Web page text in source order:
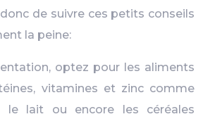
de suivre ces petits conseils
la peine:
optez pour les aliments
vitamines et zinc comme
le lait ou encore les céréales